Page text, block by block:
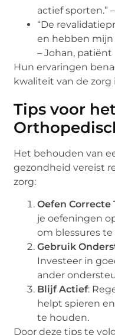
actief sporten.”
“De
en hebben mijn
– Johan, patiënt
Hun ervaringen
kwaliteit van de
Tips voor
Het behouden van
gezondheid vereist
zorg:
Oefen Correcte
je oefeningen
om blessures
Gebruik
Investeer in
ander
Blijf Actief:
helpt spieren
te houden.
Door deze tips te